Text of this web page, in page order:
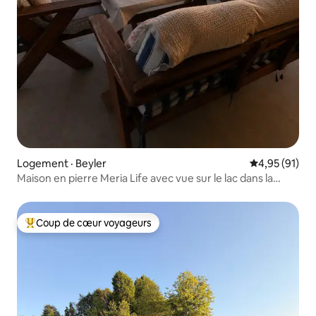
Logement · Beyler Note
4,95 (91)
Maison en pierre Meria Life avec vue sur le lac dans la
Coup de cœur voyageurs parmi les plus aimés
Coup de cœur voyageurs